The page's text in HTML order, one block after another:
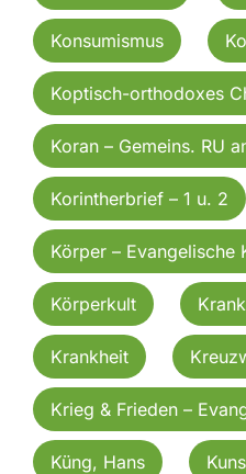
Konsumismus
Koptisch-orthodoxes
Koran – Gemeins. RU
Korintherbrief – 1 u. 2
Körper – Evangelische
Körperkult
Krankheit
Krieg & Frieden –
Küng, Hans